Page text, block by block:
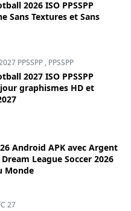
2026 ISO PPSSPP
Sans Textures et Sans
PPSSPP , PPSSPP
2027 ISO PPSSPP
graphismes HD et
Android APK avec Argent
League Soccer 2026
Monde
27